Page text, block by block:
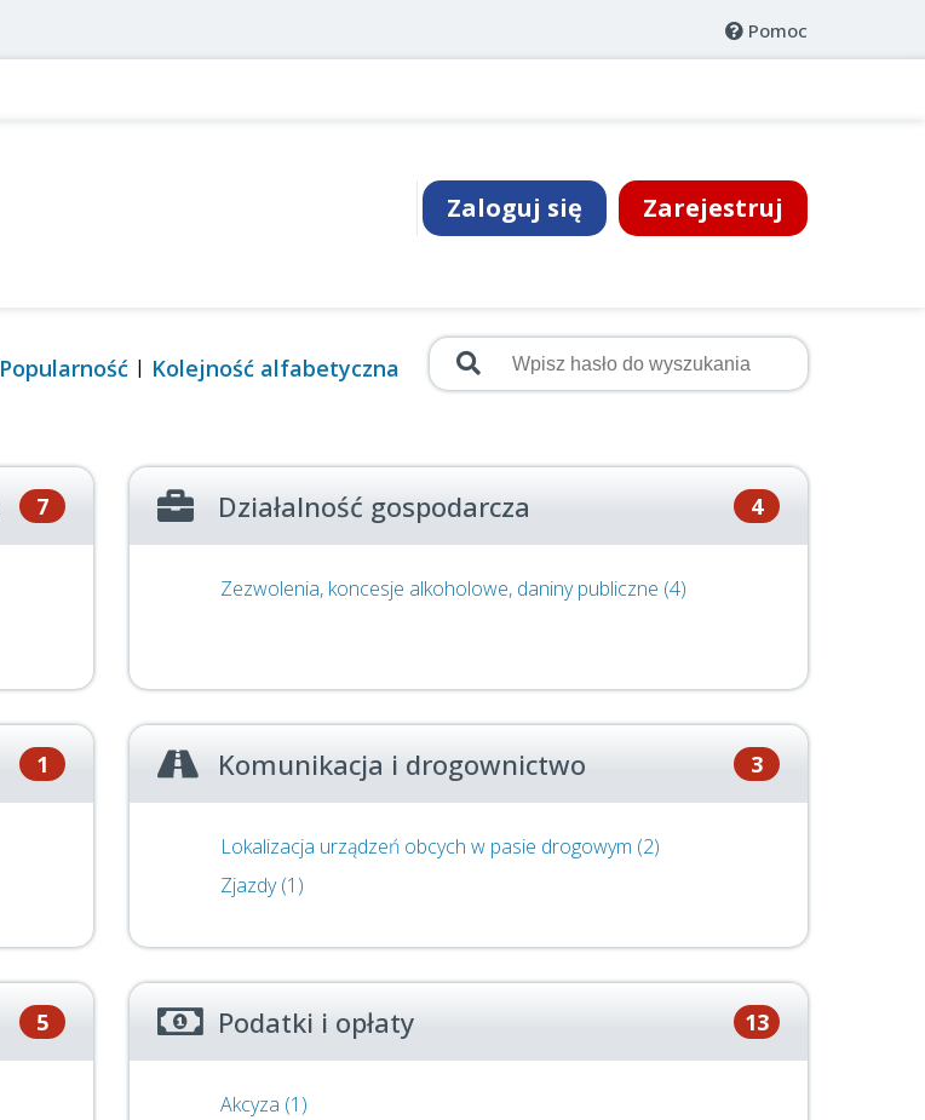
Pomoc
Zaloguj się Zarejestruj
Popularność Kolejność alfabetyczna
7 Działalność gospodarcza 4
Zezwolenia, koncesje alkoholowe, daniny publiczne (4)
1 Komunikacja i drogownictwo 3
Lokalizacja urządzeń obcych w pasie drogowym (2)
Zjazdy (1)
5 Podatki i opłaty 13
Akcyza (1)